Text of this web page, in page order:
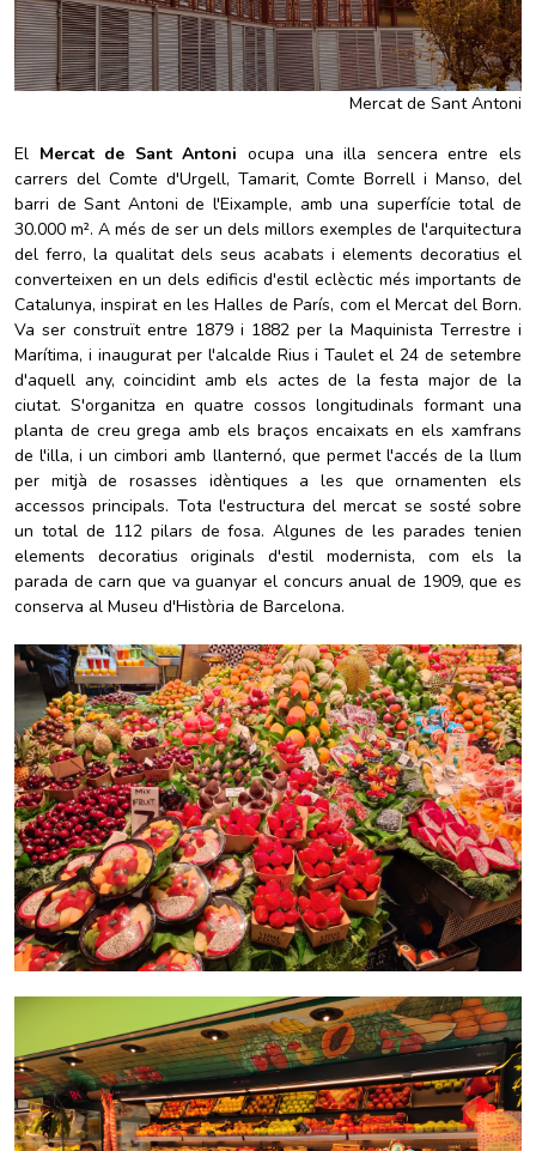
Mercat de Sant Antoni
El Mercat de Sant Antoni ocupa una illa sencera entre els
carrers del Comte d'Urgell, Tamarit, Comte Borrell i Manso, del
barri de Sant Antoni de l'Eixample, amb una superfície total de
30.000 m². A més de ser un dels millors exemples de l'arquitectura
del ferro, la qualitat dels seus acabats i elements decoratius el
converteixen en un dels edificis d'estil eclèctic més importants de
Catalunya, inspirat en les Halles de París, com el Mercat del Born.
Va ser construït entre 1879 i 1882 per la Maquinista Terrestre i
Marítima, i inaugurat per l'alcalde Rius i Taulet el 24 de setembre
d'aquell any, coincidint amb els actes de la festa major de la
ciutat. S'organitza en quatre cossos longitudinals formant una
planta de creu grega amb els braços encaixats en els xamfrans
de l'illa, i un cimbori amb llanternó, que permet l'accés de la llum
per mitjà de rosasses idèntiques a les que ornamenten els
accessos principals. Tota l'estructura del mercat se sosté sobre
un total de 112 pilars de fosa. Algunes de les parades tenien
elements decoratius originals d'estil modernista, com els la
parada de carn que va guanyar el concurs anual de 1909, que es
conserva al Museu d'Història de Barcelona.